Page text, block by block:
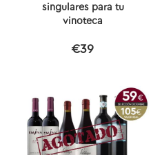
singulares para tu
vinoteca
€39